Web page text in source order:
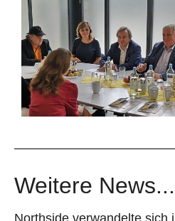
Weitere News...